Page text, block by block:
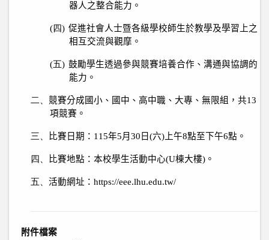
器人之整合能力。
(四) 促進社會人士暨各級學校師生於教學及學習上之
相互交流與觀摩。
(五) 鼓勵學生透過參與競賽培養合作、溝通與協調的
能力。
二、 競賽分成國小、國中、高中職、大專、無限組，共13
項競賽。
三、 比賽日期： 115年5月 30 日 (六) 上午8點至下午6點。
四、 比賽地點：本校學生活動中心(U棟大樓) 。
五、 活動網址： https://eee.lhu.edu.tw/
附件檔案